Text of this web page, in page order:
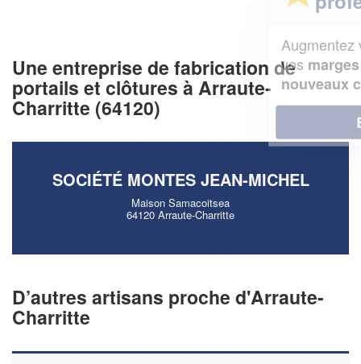
Une entreprise de fabrication de
portails et clôtures à Arraute-
Charritte (64120)
SOCIÉTÉ MONTES JEAN-MICHEL
Maison Samacoitsea
64120 Arraute-Charritte
D’autres artisans proche d'Arraute-
Charritte
chiffre d'affaireset
vosmargestout en gagnant de
nouveaux clients!